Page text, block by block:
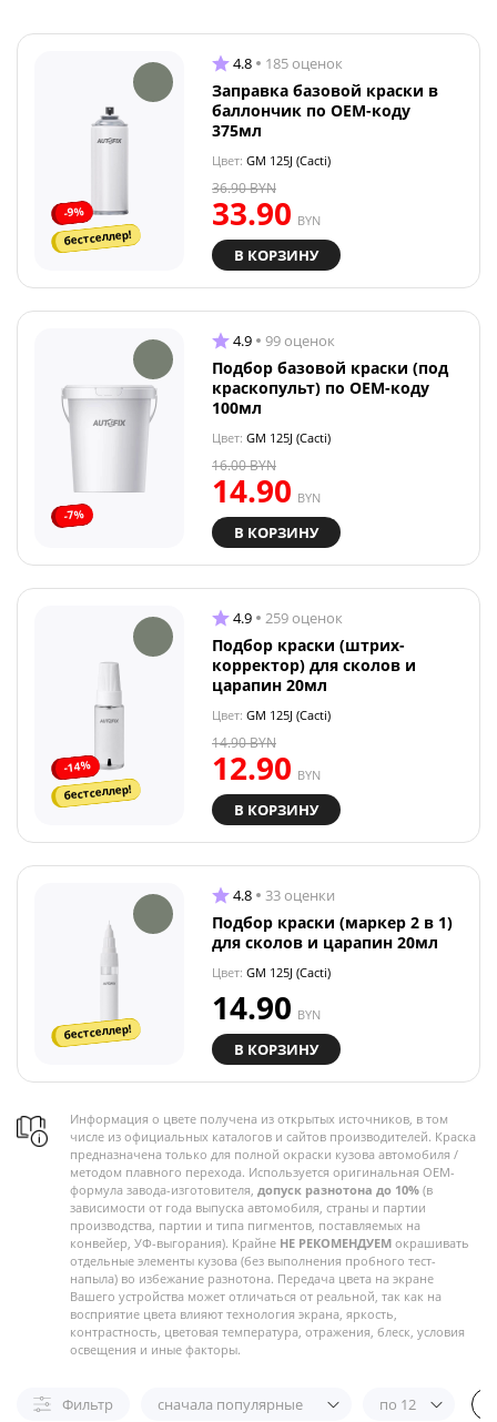
-9%
бестселлер!
4.8 185 оценок
Заправка базовой краски в
баллончик по OEM-коду
375мл
Цвет: GM 125J (Cacti)
33.90 BYN
36.90BYN
В КОРЗИНУ
-7%
4.9 99 оценок
Подбор базовой краски (под
краскопульт) по OEM-коду
100мл
Цвет: GM 125J (Cacti)
14.90 BYN
16.00BYN
В КОРЗИНУ
-14%
бестселлер!
4.9 259 оценок
Подбор краски (штрих-
корректор) для сколов и
царапин 20мл
Цвет: GM 125J (Cacti)
12.90 BYN
14.90BYN
В КОРЗИНУ
бестселлер!
4.8 33 оценки
Подбор краски (маркер 2 в 1)
для сколов и царапин 20мл
Цвет: GM 125J (Cacti)
14.90 BYN
В КОРЗИНУ
Информация о цвете получена из открытых источников, в том
числе из официальных каталогов и сайтов производителей. Краска
предназначена только для полной окраски кузова автомобиля /
методом плавного перехода. Используется оригинальная OEM-
формула завода-изготовителя, допуск разнотона до 10% (в
зависимости от года выпуска автомобиля, страны и партии
производства, партии и типа пигментов, поставляемых на
конвейер, УФ-выгорания). Крайне НЕ РЕКОМЕНДУЕМ окрашивать
отдельные элементы кузова (без выполнения пробного тест-
напыла) во избежание разнотона. Передача цвета на экране
Вашего устройства может отличаться от реальной, так как на
восприятие цвета влияют технология экрана, яркость,
контрастность, цветовая температура, отражения, блеск, условия
освещения и иные факторы.
Фильтр сначала популярные по 12